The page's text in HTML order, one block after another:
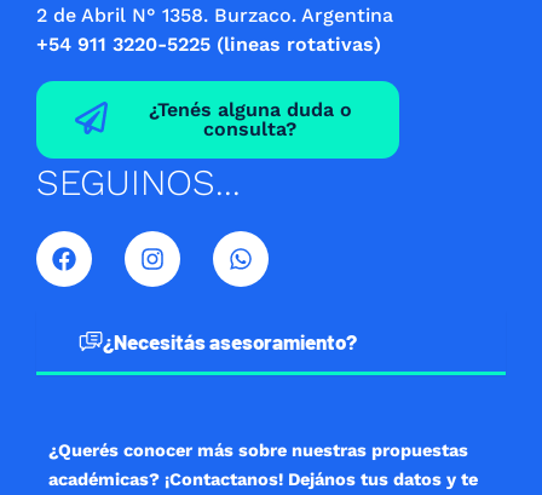
2 de Abril N° 1358. Burzaco. Argentina
+54 911 3220-5225 (lineas rotativas)
¿Tenés alguna duda o
consulta?
SEGUINOS...
F
a
c
I
n
s
a
W
h
a
s
¿Necesitás asesoramiento?
¿Querés conocer más sobre nuestras propuestas
académicas? ¡Contactanos! Dejános tus datos y te